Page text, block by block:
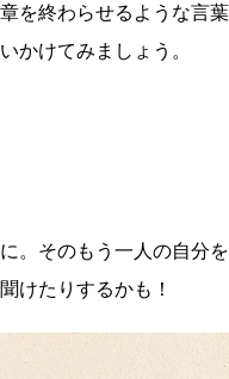
を終わらせるような言
かけてみましょう。
。そのもう一人の自分
けたりするかも！